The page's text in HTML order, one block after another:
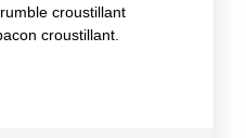
croustillant
croustillant.